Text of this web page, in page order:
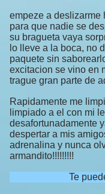
empeze a deslizarme
para que nadie se
su bragueta vaya
lo lleve a la boca, no
paquete sin
excitacion se vino en
trague gran parte de
Rapidamente me
limpiado a el con mi
desafortunadamente
despertar a mis
adrenalina y nunca
armandito!!!!!!!!!
Te